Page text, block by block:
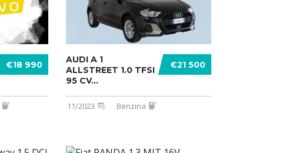
€18 990
€21 500
AUDI A 1
ALLSTREET 1.0 TFSI
95 CV...
11/2023 Benzina